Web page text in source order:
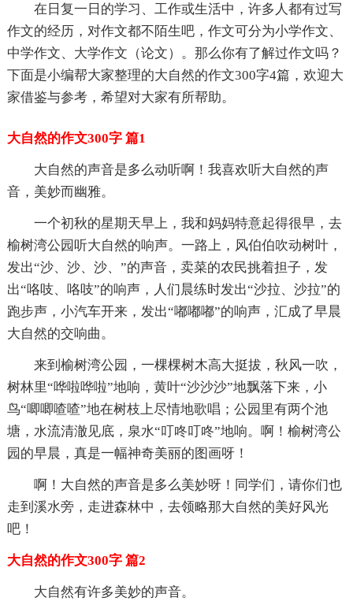
在日复一日的学习、工作或生活中，许多人都有过写
作文的经历，对作文都不陌生吧，作文可分为小学作文、
中学作文、大学作文（论文）。那么你有了解过作文吗？
下面是小编帮大家整理的大自然的作文300字4篇，欢迎大
家借鉴与参考，希望对大家有所帮助。
大自然的作文300字 篇1
大自然的声音是多么动听啊！我喜欢听大自然的声
音，美妙而幽雅。
一个初秋的星期天早上，我和妈妈特意起得很早，去
榆树湾公园听大自然的响声。一路上，风伯伯吹动树叶，
发出“沙、沙、沙、”的声音，卖菜的农民挑着担子，发
出“咯吱、咯吱”的响声，人们晨练时发出“沙拉、沙拉”的
跑步声，小汽车开来，发出“嘟嘟嘟”的响声，汇成了早晨
大自然的交响曲。
来到榆树湾公园，一棵棵树木高大挺拔，秋风一吹，
树林里“哗啦哗啦”地响，黄叶“沙沙沙”地飘落下来，小
鸟“唧唧喳喳”地在树枝上尽情地歌唱；公园里有两个池
塘，水流清澈见底，泉水“叮咚叮咚”地响。啊！榆树湾公
园的早晨，真是一幅神奇美丽的图画呀！
啊！大自然的声音是多么美妙呀！同学们，请你们也
走到溪水旁，走进森林中，去领略那大自然的美好风光
吧！
大自然的作文300字 篇2
大自然有许多美妙的声音。